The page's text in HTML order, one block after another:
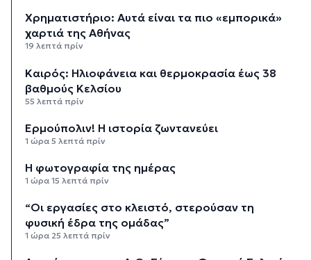
Χρηματιστήριο: Αυτά είναι τα πιο «εμπορικά»
χαρτιά της Αθήνας
19 λεπτά πρίν
Καιρός: Ηλιοφάνεια και θερμοκρασία έως 38
βαθμούς Κελσίου
55 λεπτά πρίν
Ερμούπολιν! Η ιστορία ζωντανεύει
1 ώρα 5 λεπτά πρίν
Η φωτογραφία της ημέρας
1 ώρα 15 λεπτά πρίν
“Οι εργασίες στο κλειστό, στερούσαν τη
φυσική έδρα της ομάδας”
1 ώρα 25 λεπτά πρίν